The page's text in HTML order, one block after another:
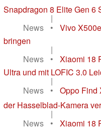
Snapdragon 8 Elite Gen 6
|
News
•
Vivo
bringen
|
News
•
Xiaomi 18
Ultra und mit LOFIC 3.0
|
News
•
Oppo Find
der Hasselblad-Kamera
|
News
•
Xiaomi 18